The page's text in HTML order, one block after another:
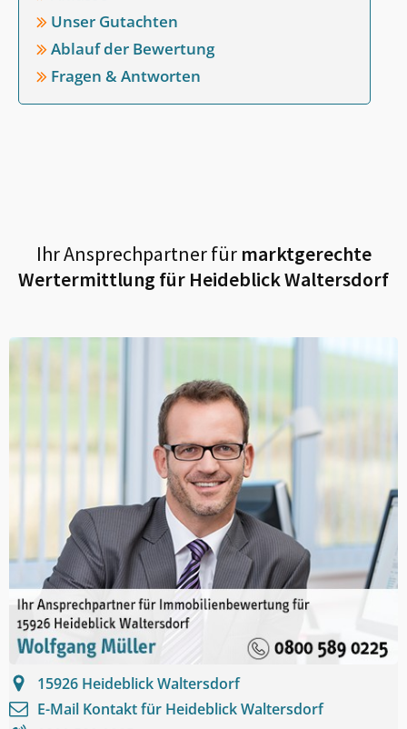
Unser Gutachten
Ablauf der Bewertung
Fragen & Antworten
Ihr Ansprechpartner fürmarktgerechte
Wertermittlung für Heideblick Waltersdorf
15926 Heideblick Waltersdorf
E-Mail Kontakt für Heideblick Waltersdorf